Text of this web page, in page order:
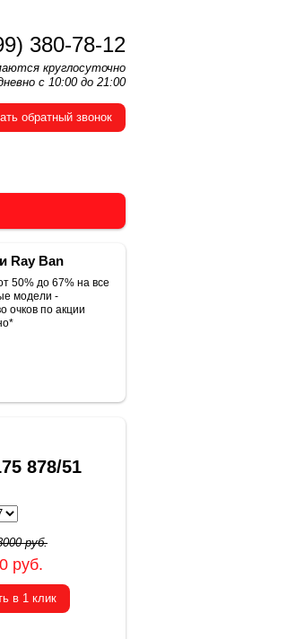
380-78-12
круглосуточно
с 10:00 до 21:00
обратный звонок
Ray Ban
50% до 67% на все
модели -
очков по акции
878/51
руб.
руб.
в 1 клик